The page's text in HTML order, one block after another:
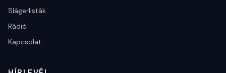
Slágerlisták
Rádió
Kapcsolat